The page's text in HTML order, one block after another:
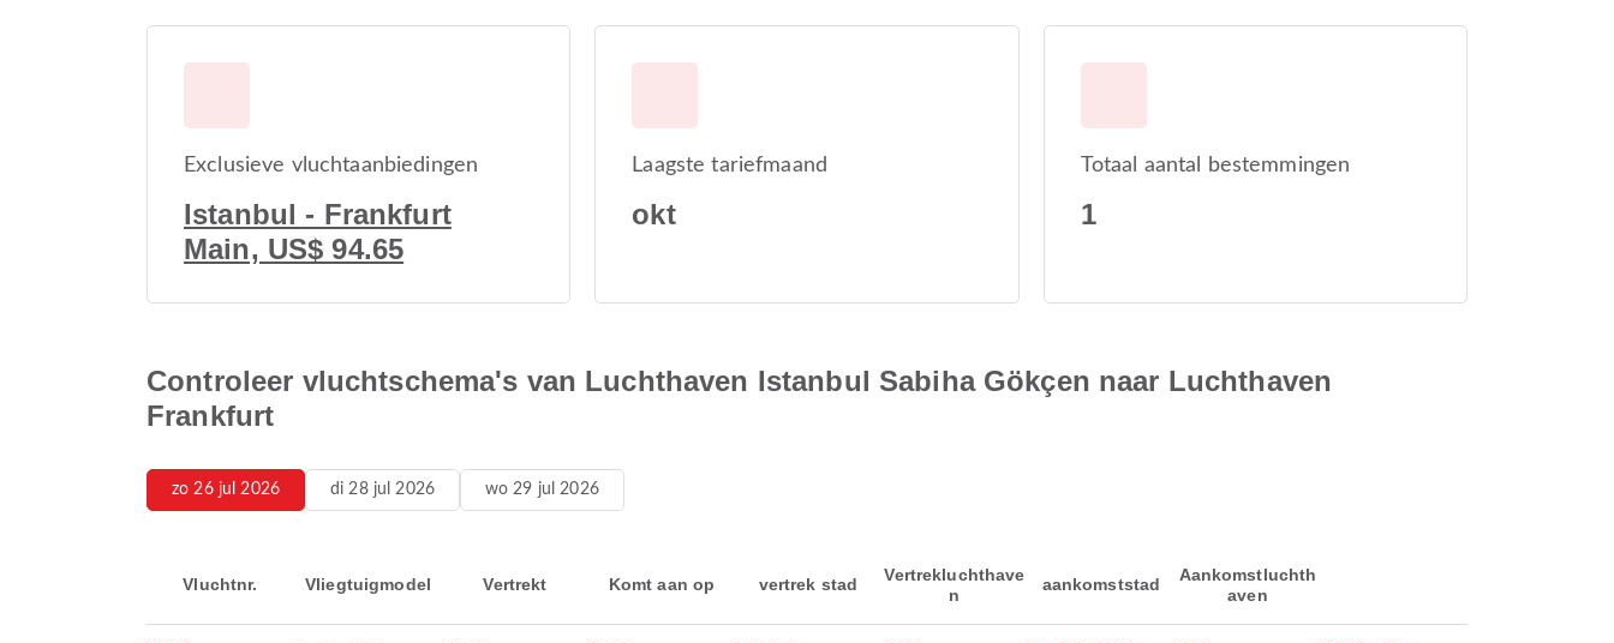
Exclusieve vluchtaanbiedingen
Istanbul - Frankfurt
Main, US$ 94.65
Laagste tariefmaand
okt
Totaal aantal bestemmingen
1
Controleer vluchtschema's van Luchthaven Istanbul Sabiha Gökçen naar Luchthaven
Frankfurt
zo 26 jul 2026 di 28 jul 2026 wo 29 jul 2026
Vluchtnr. Vliegtuigmodel Vertrekt Komt aan op vertrek stad
Vertrekluchthave
n
aankomststad
Aankomstluchth
aven